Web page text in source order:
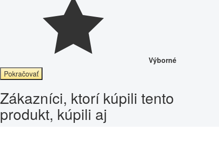
Výborné
Pokračovať
Zákazníci, ktorí kúpili tento
produkt, kúpili aj